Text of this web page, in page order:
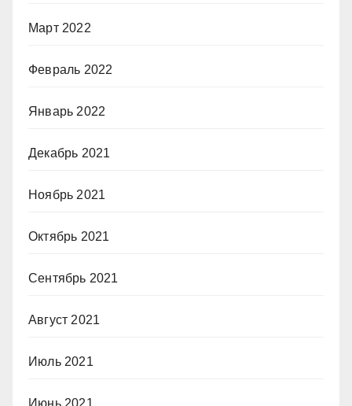
Март 2022
Февраль 2022
Январь 2022
Декабрь 2021
Ноябрь 2021
Октябрь 2021
Сентябрь 2021
Август 2021
Июль 2021
Июнь 2021